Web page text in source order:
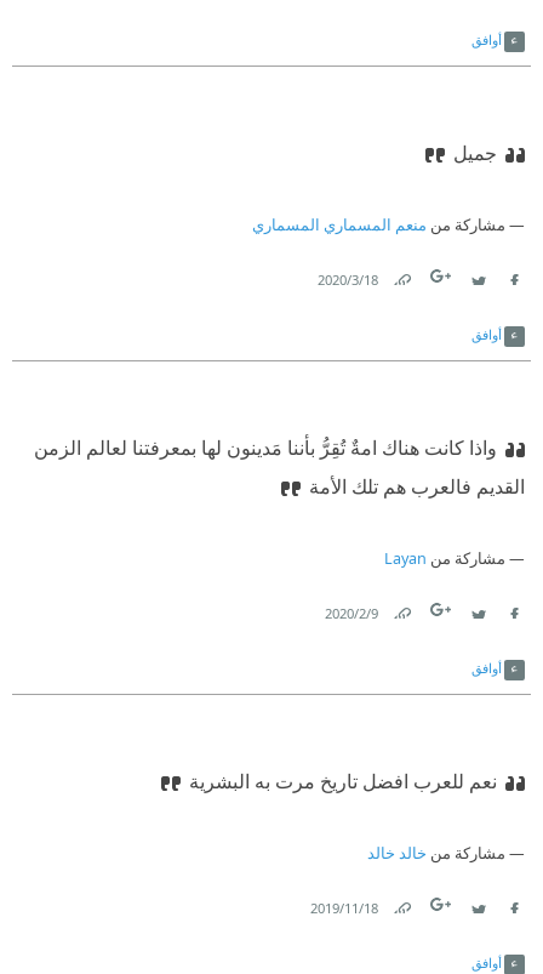
أوافق
جميل
مشاركة من منعم المسماري المسماري
18‏/3‏/2020
أوافق
واذا كانت هناك امةٌ تُقِرُّ بأننا مَدينون لها بمعرفتنا لعالم الزمن
القديم فالعرب هم تلك الأمة
مشاركة من Layan
9‏/2‏/2020
أوافق
نعم للعرب افضل تاريخ مرت به البشرية
مشاركة من خالد خالد
18‏/11‏/2019
أوافق